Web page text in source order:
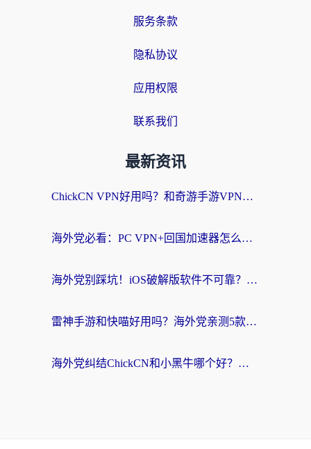
服务条款
隐私协议
应用权限
联系我们
最新资讯
ChickCN VPN好用吗？和奇游手游VPN对比哪个回国效果更好？海外党亲测实用指南
海外党必看：PC VPN+回国加速器怎么选？无缝访问国内资源全攻略
海外党别踩坑！iOS破解版软件不可靠？教你选对回国加速器无缝看国内资源
雷神手游和快喵好用吗？海外党亲测5款回国加速器，附斧牛Bling对比+微信视频号解决办法
海外党纠结ChickCN和小黑牛哪个好？一篇帮你选对回国加速器的实用指南